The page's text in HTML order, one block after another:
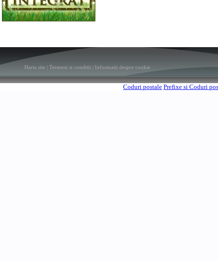
Harta site | Termeni si conditii | Informatii despre cookie
Coduri postale Prefixe si Coduri